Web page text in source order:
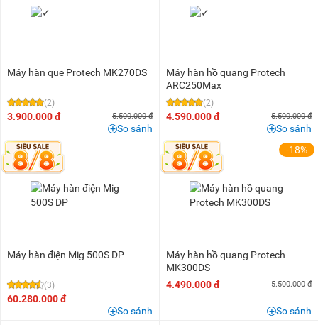
Máy hàn que Protech MK270DS
(2)
3.900.000 đ 5.500.000 đ
So sánh
Máy hàn hồ quang Protech
ARC250Max
(2)
4.590.000 đ 5.500.000 đ
So sánh
Máy hàn điện Mig 500S DP
(3)
60.280.000 đ
So sánh
-18%
Máy hàn hồ quang Protech
MK300DS
4.490.000 đ
5.500.000 đ
So sánh